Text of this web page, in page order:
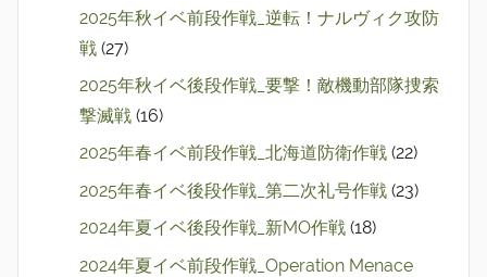
2025年秋イベ前段作戦_逆転！ナルヴィク攻防
戦 (27)
2025年秋イベ後段作戦_要撃！敵機動部隊捜索
撃滅戦 (16)
2025年春イベ前段作戦_北海道防衛作戦 (22)
2025年春イベ後段作戦_第二次礼号作戦 (23)
2024年夏イベ後段作戦_新MO作戦 (18)
2024年夏イベ前段作戦_Operation Menace